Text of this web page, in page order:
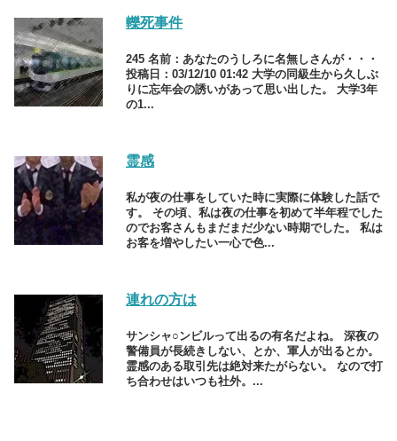
轢死事件
245 名前：あなたのうしろに名無しさんが・・・
投稿日：03/12/10 01:42 大学の同級生から久しぶ
りに忘年会の誘いがあって思い出した。 大学3年
の1...
霊感
私が夜の仕事をしていた時に実際に体験した話で
す。 その頃、私は夜の仕事を初めて半年程でした
のでお客さんもまだまだ少ない時期でした。 私は
お客を増やしたい一心で色...
連れの方は
サンシャ○ンビルって出るの有名だよね。 深夜の
警備員が長続きしない、とか、軍人が出るとか。
霊感のある取引先は絶対来たがらない。 なので打
ち合わせはいつも社外。...